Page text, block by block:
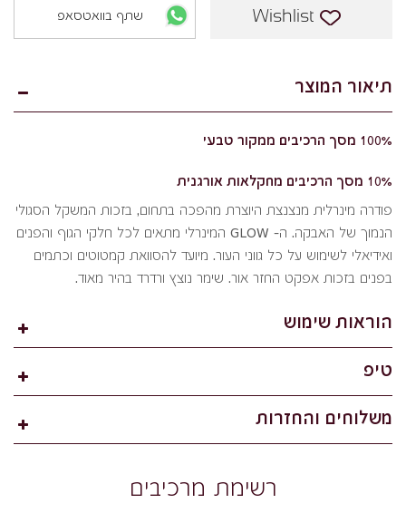
Wishlist שתף בוואטסאפ
תיאור המוצר
100% מסך הרכיבים ממקור טבעי
10% מסך הרכיבים מחקלאות אורגנית
פודרה מינרלית מנצנצת היוצרת מהפכה בתחום, בזכות המשקל הסגולי
הנמוך של האבקה. ה- GLOW המינרלי מתאים לכל חלקי הגוף והפנים
ואידיאלי לשימוש על כל גווני העור. מיועד להסוואת קמטוטים וכתמים
בפנים בזכות אפקט החזר אור. שימר נוצץ ורדרד בהיר מאוד.
הוראות שימוש
טיפ
משלוחים והחזרות
רשימת מרכיבים